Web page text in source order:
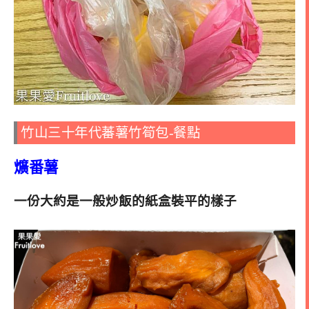
竹山三十年代蕃薯竹筍包-餐點
爌番薯
一份大約是一般炒飯的紙盒裝平的樣子